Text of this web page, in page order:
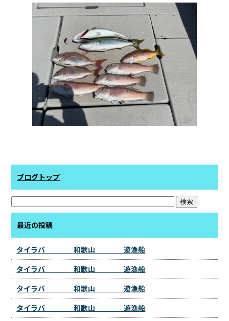
ブログトップ
最近の投稿
タイラバ 和歌山 遊漁船
タイラバ 和歌山 遊漁船
タイラバ 和歌山 遊漁船
タイラバ 和歌山 遊漁船